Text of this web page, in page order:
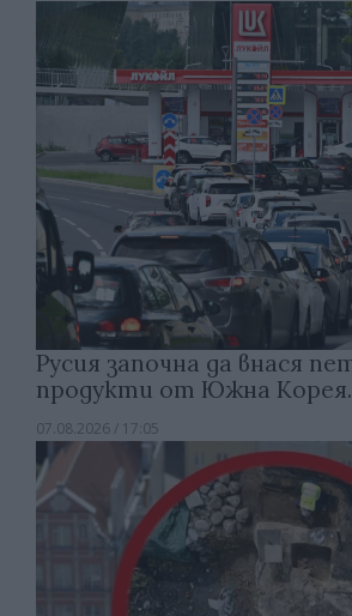
Русия започна да внася
продукти от Южна Корея.
07.08.2026 / 17:05